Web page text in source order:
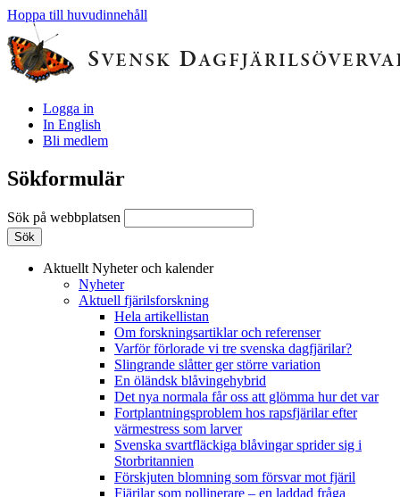
Hoppa till huvudinnehåll
Logga in
In English
Bli medlem
Sökformulär
Sök på webbplatsen
Aktuellt Nyheter och kalender
Nyheter
Aktuell fjärilsforskning
Hela artikellistan
Om forskningsartiklar och referenser
Varför förlorade vi tre svenska dagfjärilar?
Slingrande slåtter ger större variation
En öländsk blåvingehybrid
Det nya normala får oss att glömma hur det var
Fortplantningsproblem hos rapsfjärilar efter
värmestress som larver
Svenska svartfläckiga blåvingar sprider sig i
Storbritannien
Förskjuten blomning som försvar mot fjäril
Fjärilar som pollinerare – en laddad fråga